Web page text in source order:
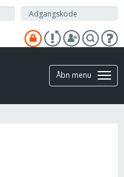
Åbn menu